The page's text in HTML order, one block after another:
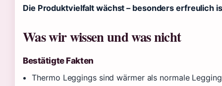
Die Produktvielfalt wächst – besonders erfreulich
Was wir wissen und was nicht
Bestätigte Fakten
Thermo Leggings sind wärmer als normale